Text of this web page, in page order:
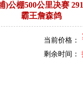
公棚500公里决赛
霸王詹森鸽
当前价格：
剩余时间：